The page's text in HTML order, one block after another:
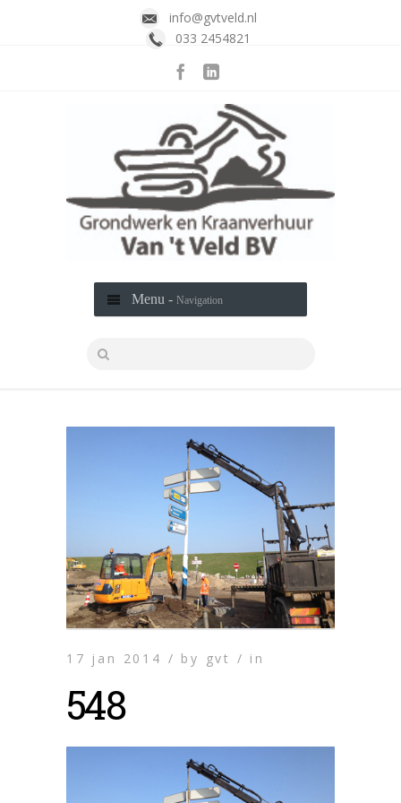
info@gvtveld.nl
033 2454821
Menu - Navigation
17 jan 2014 / by gvt / in
548